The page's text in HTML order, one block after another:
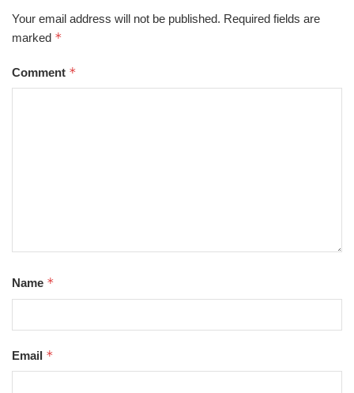
Your email address will not be published. Required fields are
marked *
Comment *
Name *
Email *